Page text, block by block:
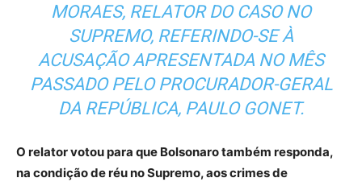
MORAES, RELATOR DO CASO NO
SUPREMO, REFERINDO-SE À
ACUSAÇÃO APRESENTADA NO MÊS
PASSADO PELO PROCURADOR-GERAL
DA REPÚBLICA, PAULO GONET.
O relator votou para que Bolsonaro também responda,
na condição de réu no Supremo, aos crimes de